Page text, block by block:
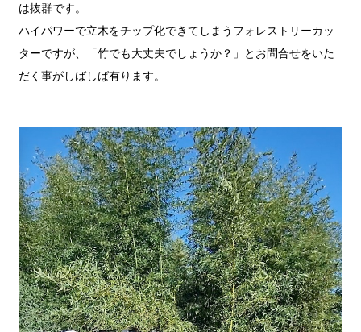
は抜群です。
ハイパワーで立木をチップ化できてしまうフォレストリーカッ
ターですが、「竹でも大丈夫でしょうか？」とお問合せをいた
だく事がしばしば有ります。